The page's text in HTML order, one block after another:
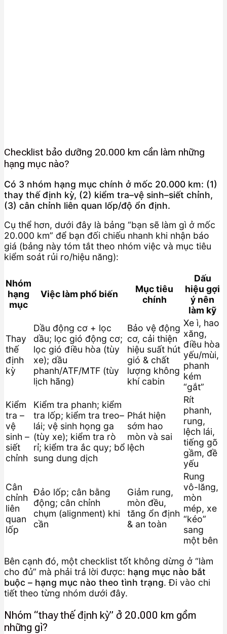
Checklist bảo dưỡng 20.000 km cần làm những
hạng mục nào?
Có 3 nhóm hạng mục chính ở mốc 20.000 km: (1)
thay thế định kỳ, (2) kiểm tra–vệ sinh–siết chỉnh,
(3) cân chỉnh liên quan lốp/độ ổn định.
Cụ thể hơn, dưới đây là bảng “bạn sẽ làm gì ở mốc
20.000 km” để bạn đối chiếu nhanh khi nhận báo
giá (bảng này tóm tắt theo nhóm việc và mục tiêu
kiểm soát rủi ro/hiệu năng):
Nhóm
hạng
mục
Việc làm phổ biến
Mục tiêu
chính
Dấu
hiệu gợi
ý nên
làm kỹ
Thay
thế
định
kỳ
Dầu động cơ + lọc
dầu; lọc gió động cơ;
lọc gió điều hòa (tùy
xe); dầu
phanh/ATF/MTF (tùy
lịch hãng)
Bảo vệ động
cơ, cải thiện
hiệu suất hút
gió & chất
lượng không
khí cabin
Xe ì, hao
xăng,
điều hòa
yếu/mùi,
phanh
kém
“gắt”
Kiểm
tra –
vệ
sinh –
siết
chỉnh
Kiểm tra phanh; kiểm
tra lốp; kiểm tra treo–
lái; vệ sinh họng ga
(tùy xe); kiểm tra rò
rỉ; kiểm tra ắc quy; bổ
sung dung dịch
Phát hiện
sớm hao
mòn và sai
lệch
Rít
phanh,
rung,
lệch lái,
tiếng gõ
gầm, đề
yếu
Cân
chỉnh
liên
quan
lốp
Đảo lốp; cân bằng
động; cân chỉnh
chụm (alignment) khi
cần
Giảm rung,
mòn đều,
tăng ổn định
& an toàn
Rung
vô-lăng,
mòn
mép, xe
“kéo”
sang
một bên
Bên cạnh đó, một checklist tốt không dừng ở “làm
cho đủ” mà phải trả lời được: hạng mục nào bắt
buộc – hạng mục nào theo tình trạng. Đi vào chi
tiết theo từng nhóm dưới đây.
Nhóm “thay thế định kỳ” ở 20.000 km gồm
những gì?